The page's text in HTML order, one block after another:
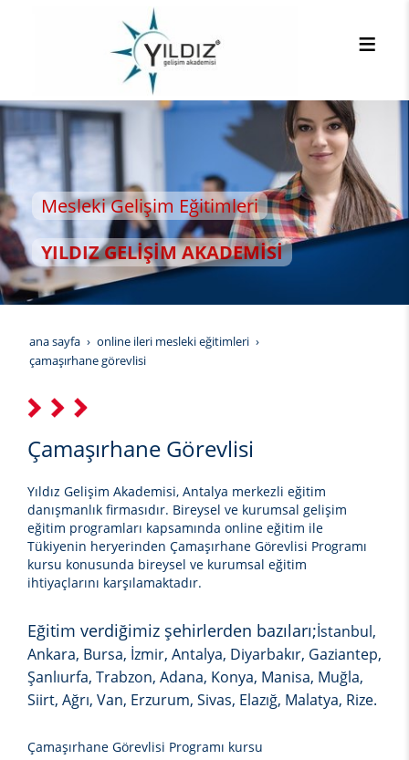
Mesleki Gelişim Eğitimleri
YILDIZ GELİŞİM AKADEMİSİ
ana sayfa
online i̇leri mesleki eğitimleri
çamaşırhane görevlisi
Çamaşırhane Görevlisi
Yıldız Gelişim Akademisi, Antalya merkezli eğitim
danışmanlık firmasıdır. Bireysel ve kurumsal gelişim
eğitim programları kapsamında online eğitim ile
Tükiyenin heryerinden Çamaşırhane Görevlisi Programı
kursu konusunda bireysel ve kurumsal eğitim
ihtiyaçlarını karşılamaktadır.
Eğitim verdiğimiz şehirlerden bazıları;İstanbul,
Ankara, Bursa, İzmir, Antalya, Diyarbakır, Gaziantep,
Şanlıurfa, Trabzon, Adana, Konya, Manisa, Muğla,
Siirt, Ağrı, Van, Erzurum, Sivas, Elazığ, Malatya, Rize.
Çamaşırhane Görevlisi Programı kursu